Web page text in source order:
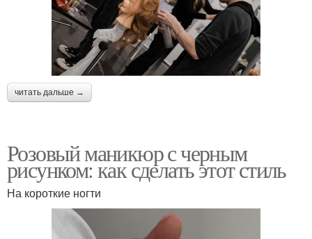
читать дальше →
Розовый маникюр с черным
рисунком: как сделать этот стиль
На короткие ногти